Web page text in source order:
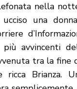
nella
ucciso una
avvincenti
tra la fine
ricca Brianza.